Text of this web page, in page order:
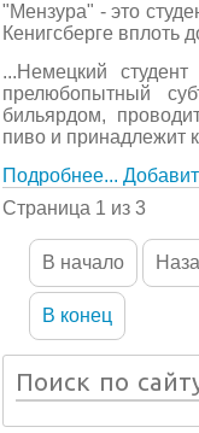
"Мензура" - это
Кенигсберге вплоть
...Немецкий
прелюбопытный
бильярдом,
пиво и принадлежит
Подробнее...
Страница 1 из 3
В начало
В конец
Поиск по